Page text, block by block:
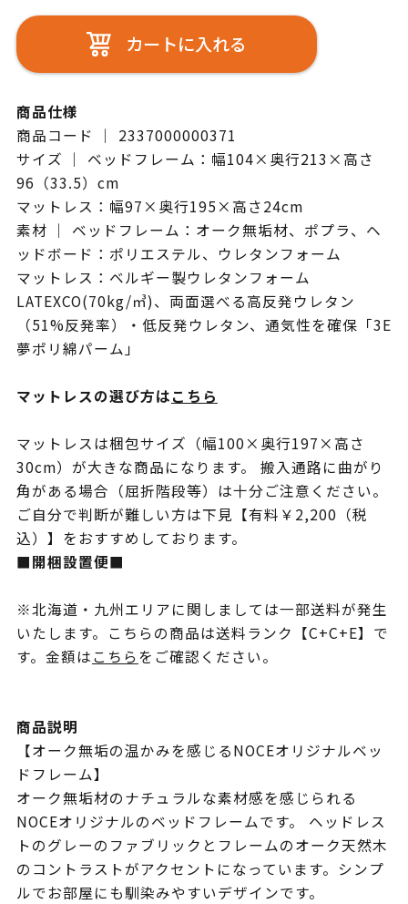
カートに入れる
商品仕様
商品コード ｜ 2337000000371
サイズ ｜ ベッドフレーム：幅104×奥行213×高さ
96（33.5）cm
マットレス：幅97×奥行195×高さ24cm
素材 ｜ ベッドフレーム：オーク無垢材、ポプラ、ヘ
ッドボード：ポリエステル、ウレタンフォーム
マットレス：ベルギー製ウレタンフォーム
LATEXCO(70kg/㎥)、両面選べる高反発ウレタン
（51%反発率）・低反発ウレタン、通気性を確保「3E
夢ポリ綿パーム」
マットレスの選び方はこちら
マットレスは梱包サイズ（幅100×奥行197×高さ
30cm）が大きな商品になります。 搬入通路に曲がり
角がある場合（屈折階段等）は十分ご注意ください。
ご自分で判断が難しい方は下見【有料￥2,200（税
込）】をおすすめしております。
■開梱設置便■
※北海道・九州エリアに関しましては一部送料が発生
いたします。こちらの商品は送料ランク【C+C+E】で
す。金額はこちらをご確認ください。
商品説明
【オーク無垢の温かみを感じるNOCEオリジナルベッ
ドフレーム】
オーク無垢材のナチュラルな素材感を感じられる
NOCEオリジナルのベッドフレームです。 ヘッドレス
トのグレーのファブリックとフレームのオーク天然木
のコントラストがアクセントになっています。シンプ
ルでお部屋にも馴染みやすいデザインです。